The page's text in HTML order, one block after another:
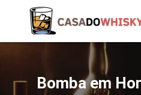
Bomba em